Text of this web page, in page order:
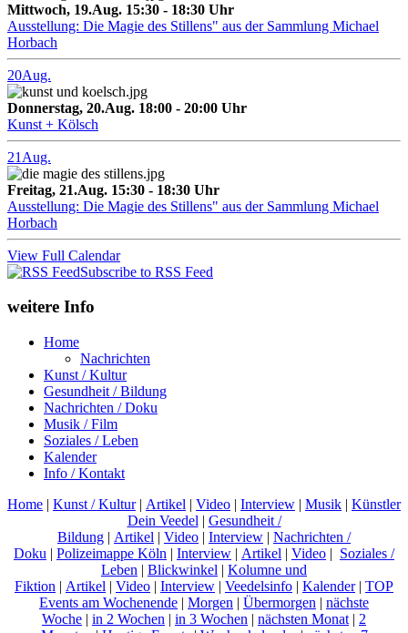
Mittwoch, 19.Aug. 15:30 - 18:30 Uhr
Ausstellung: Die Magie des Stillens" aus der Sammlung Michael
Horbach
20Aug.
Donnerstag, 20.Aug. 18:00 - 20:00 Uhr
Kunst + Kölsch
21 Aug.
Freitag, 21.Aug. 15:30 - 18:30 Uhr
Ausstellung: Die Magie des Stillens" aus der Sammlung Michael
Horbach
View Full Calendar
Subscribe to RSS Feed
weitere Info
Home
Nachrichten
Kunst / Kultur
Gesundheit / Bildung
Nachrichten / Doku
Musik / Film
Soziales / Leben
Kalender
Info / Kontakt
Home | Kunst / Kultur| Artikel | Video | Interview | Musik | Künstler
Dein Veedel | Gesundheit /
Bildung | Artikel | Video | Interview | Nachrichten /
Doku | Polizeimappe Köln | Interview | Artikel | Video | Soziales /
Leben | Blickwinkel | Kolumne und
Fiktion | Artikel | Video | Interview | Veedelsinfo | Kalender| TOP
Events am Wochenende | Morgen | Übermorgen | nächste
Woche | in 2 Wochen | in 3 Wochen | nächsten Monat | 2